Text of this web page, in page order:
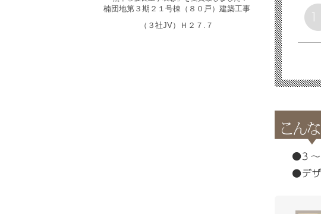
楠団地第３期２１号棟（８０戸）建築工事
（３社JV）Ｈ２７.７